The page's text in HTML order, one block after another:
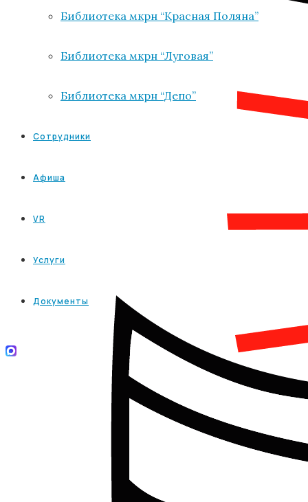
Библиотека мкрн “Красная Поляна”
Библиотека мкрн “Луговая”
Библиотека мкрн “Депо”
Сотрудники
Афиша
VR
Услуги
Документы